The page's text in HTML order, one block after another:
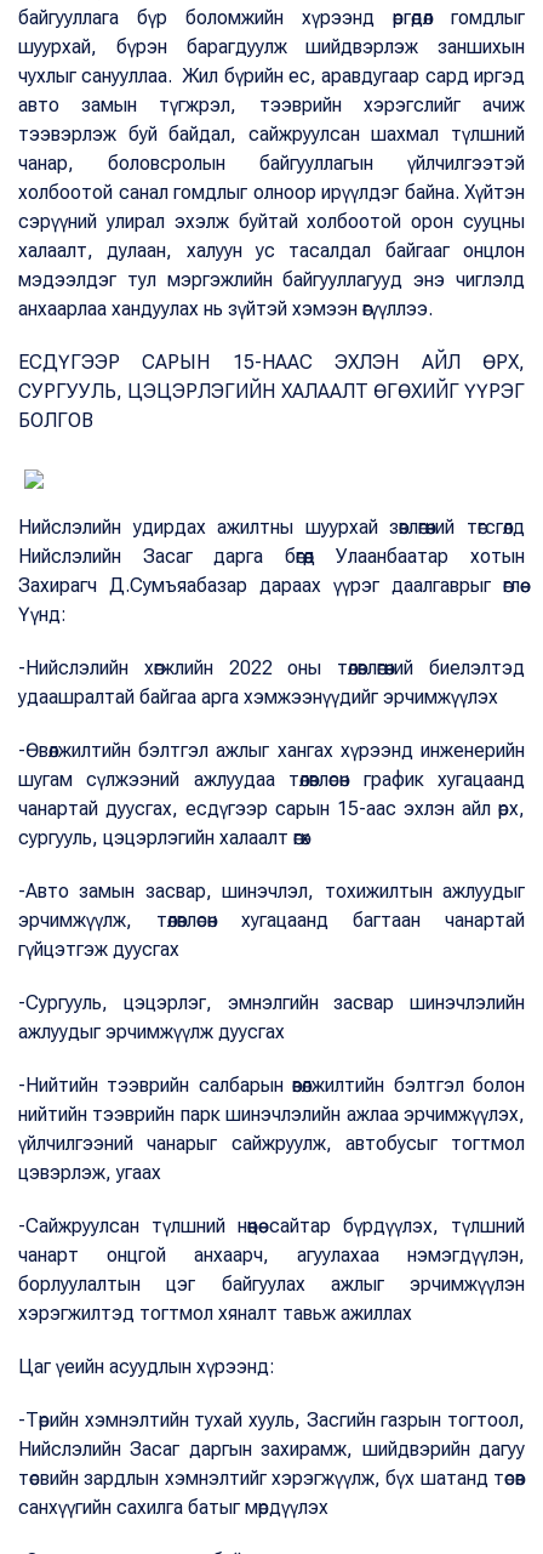
байгууллага бүр боломжийн хүрээнд өргөдөл гомдлыг
шуурхай, бүрэн барагдуулж шийдвэрлэж заншихын
чухлыг санууллаа. Жил бүрийн ес, аравдугаар сард иргэд
авто замын түгжрэл, тээврийн хэрэгслийг ачиж
тээвэрлэж буй байдал, сайжруулсан шахмал түлшний
чанар, боловсролын байгууллагын үйлчилгээтэй
холбоотой санал гомдлыг олноор ирүүлдэг байна. Хүйтэн
сэрүүний улирал эхэлж буйтай холбоотой орон сууцны
халаалт, дулаан, халуун ус тасалдал байгааг онцлон
мэдээлдэг тул мэргэжлийн байгууллагууд энэ чиглэлд
анхаарлаа хандуулах нь зүйтэй хэмээн өгүүллээ.
ЕСДҮГЭЭР САРЫН 15-НААС ЭХЛЭН АЙЛ ӨРХ,
СУРГУУЛЬ, ЦЭЦЭРЛЭГИЙН ХАЛААЛТ ӨГӨХИЙГ ҮҮРЭГ
БОЛГОВ
Нийслэлийн удирдах ажилтны шуурхай зөвлөгөөний төгсгөлд
Нийслэлийн Засаг дарга бөгөөд Улаанбаатар хотын
Захирагч Д.Сумъяабазар дараах үүрэг даалгаврыг өглөө.
Үүнд:
-Нийслэлийн хөгжлийн 2022 оны төлөвлөгөөний биелэлтэд
удаашралтай байгаа арга хэмжээнүүдийг эрчимжүүлэх
-Өвөлжилтийн бэлтгэл ажлыг хангах хүрээнд инженерийн
шугам сүлжээний ажлуудаа төлөвлөсөн график хугацаанд
чанартай дуусгах, есдүгээр сарын 15-аас эхлэн айл өрх,
сургууль, цэцэрлэгийн халаалт өгөх
-Авто замын засвар, шинэчлэл, тохижилтын ажлуудыг
эрчимжүүлж, төлөвлөсөн хугацаанд багтаан чанартай
гүйцэтгэж дуусгах
-Сургууль, цэцэрлэг, эмнэлгийн засвар шинэчлэлийн
ажлуудыг эрчимжүүлж дуусгах
-Нийтийн тээврийн салбарын өвөлжилтийн бэлтгэл болон
нийтийн тээврийн парк шинэчлэлийн ажлаа эрчимжүүлэх,
үйлчилгээний чанарыг сайжруулж, автобусыг тогтмол
цэвэрлэж, угаах
-Сайжруулсан түлшний нөөцөө сайтар бүрдүүлэх, түлшний
чанарт онцгой анхаарч, агуулахаа нэмэгдүүлэн,
борлуулалтын цэг байгуулах ажлыг эрчимжүүлэн
хэрэгжилтэд тогтмол хяналт тавьж ажиллах
Цаг үеийн асуудлын хүрээнд:
-Төрийн хэмнэлтийн тухай хууль, Засгийн газрын тогтоол,
Нийслэлийн Засаг даргын захирамж, шийдвэрийн дагуу
төсвийн зардлын хэмнэлтийг хэрэгжүүлж, бүх шатанд төсөв
санхүүгийн сахилга батыг мөрдүүлэх